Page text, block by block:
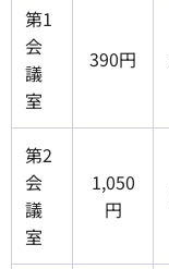
第1
会
議
室
390円
第2
会
議
室
1,050
円